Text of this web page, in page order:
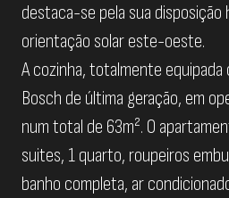
destaca-se pela sua disposição
orientação solar este-oeste.
A cozinha, totalmente
Bosch de última geração, em
num total de 63m². O
suites, 1 quarto, roupeiros
banho completa, ar